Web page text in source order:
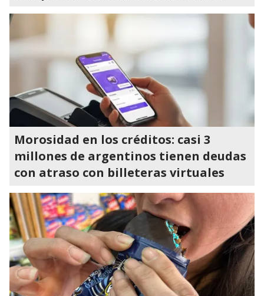
Morosidad en los créditos: casi 3
millones de argentinos tienen deudas
con atraso con billeteras virtuales